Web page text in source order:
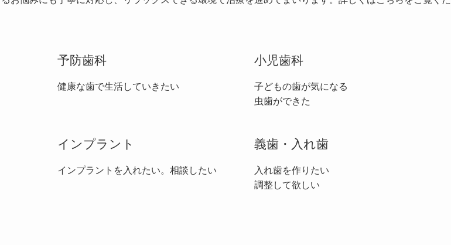
予防歯科
健康な歯で生活していきたい
小児歯科
子どもの歯が気になる
虫歯ができた
インプラント
インプラントを入れたい。相談したい
義歯・入れ歯
入れ歯を作りたい
調整して欲しい